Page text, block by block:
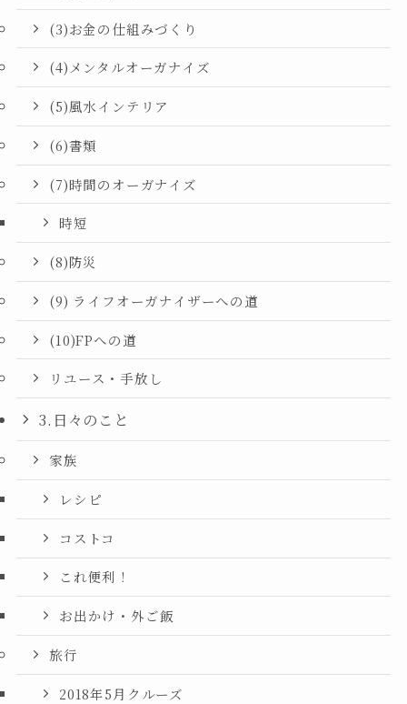
(3)お金の仕組みづくり
(4)メンタルオーガナイズ
(5)風水インテリア
(6)書類
(7)時間のオーガナイズ
時短
(8)防災
(9) ライフオーガナイザーへの道
(10)FPへの道
リユース・手放し
3.日々のこと
家族
レシピ
コストコ
これ便利！
お出かけ・外ご飯
旅行
2018年5月クルーズ